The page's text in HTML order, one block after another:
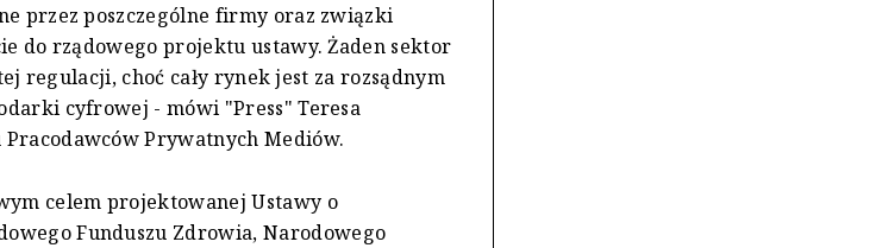
przez poszczególne firmy oraz związki
do rządowego projektu ustawy. Żaden sektor
regulacji, choć cały rynek jest za rozsądnym
cyfrowej - mówi "Press" Teresa
Prywatnych Mediów.
celem projektowanej Ustawy o
Funduszu Zdrowia, Narodowego